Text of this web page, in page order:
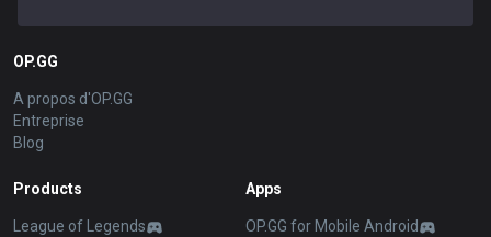
OP.GG
A propos d'OP.GG
Entreprise
Blog
Products
League of Legends
Apps
OP.GG for Mobile Android